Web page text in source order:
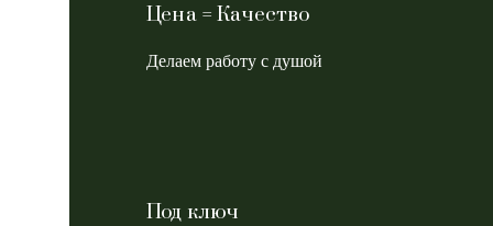
Цена = Качество
Делаем работу с душой
Под ключ